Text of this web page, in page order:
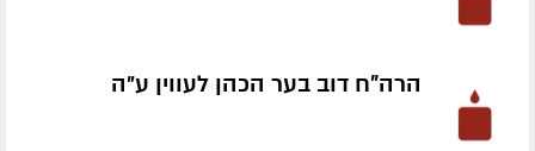
הרה"ח דוב בער הכהן לעווין ע״ה